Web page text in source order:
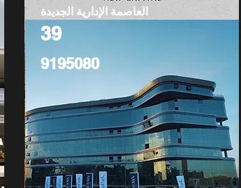
العاصمة الإدارية الجديدة
39
9195080